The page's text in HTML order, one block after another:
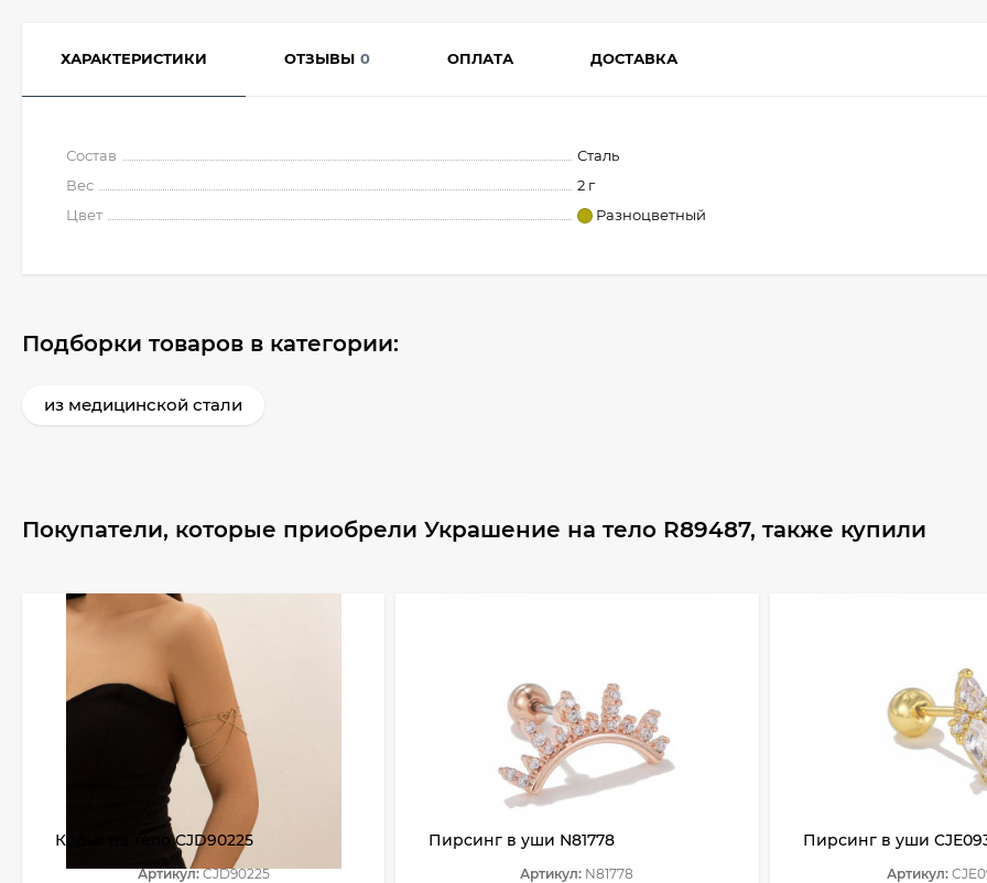
ХАРАКТЕРИСТИКИ ОТЗЫВЫ 0 ОПЛАТА ДОСТАВКА
Состав
Сталь
Вес
2 г
Цвет
Разноцветный
Подборки товаров в категории:
из медицинской стали
Покупатели, которые приобрели Украшение на тело R89487, также купили
Колье на тело CJD90225
Артикул:CJD90225
Пирсинг в уши N81778
Артикул: N81778
Пирсинг в уши
Артикул: